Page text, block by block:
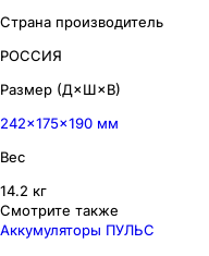
Страна производитель
РОССИЯ
Размер (Д×Ш×В)
242×175×190 мм
Вес
14.2 кг
Смотрите также
Аккумуляторы ПУЛЬС